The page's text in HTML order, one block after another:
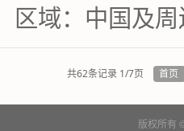
区域： 中国及
共62条记录 1/7页 首页
版权所有